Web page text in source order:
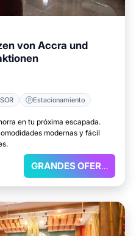
von Accra und
Estacionamiento
en tu próxima escapada.
modernas y fácil
GRANDES OFERTAS